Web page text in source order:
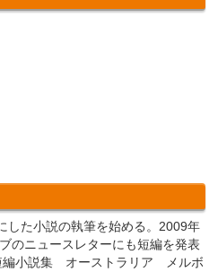
した小説の執筆を始める。2009年
のニュースレターにも短編を発表
編小説集 オーストラリア メルボ